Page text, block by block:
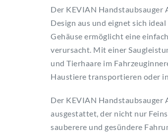
Der KEVIAN Handstaubsauger
Design aus und eignet sich
Gehäuse ermöglicht eine
verursacht. Mit einer
und Tierhaare im
Haustiere transportieren oder
Der KEVIAN Handstaubsauger
ausgestattet, der nicht nur
sauberere und gesündere